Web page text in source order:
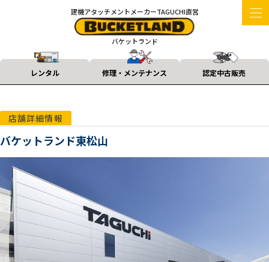
建機アタッチメントメーカーTAGUCHI直営
バケットランド
レンタル 修理・メンテナンス 認定中古販売
店舗詳細情報
バケットランド東松山